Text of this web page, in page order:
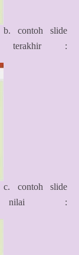
b. contoh slide
:
c. contoh slide
nilai :